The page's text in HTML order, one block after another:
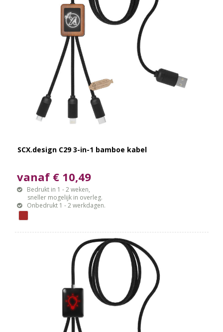
SCX.design C29 3-in-1 bamboe kabel
vanaf € 10,49
Bedrukt in 1 - 2 weken,
sneller mogelijk in overleg.
Onbedrukt 1 - 2 werkdagen.